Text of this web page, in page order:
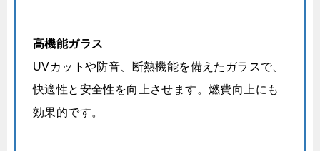
高機能ガラス
UVカットや防音、断熱機能を備えたガラスで、
快適性と安全性を向上させます。燃費向上にも
効果的です。